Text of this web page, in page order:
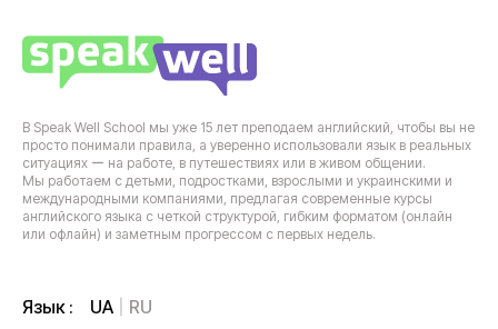
В Speak Well School мы уже 15 лет преподаем английский, чтобы вы не
просто понимали правила, а уверенно использовали язык в реальных
ситуациях ー на работе, в путешествиях или в живом общении.
Мы работаем с детьми, подростками, взрослыми и украинскими и
международными компаниями, предлагая современные курсы
английского языка с четкой структурой, гибким форматом (онлайн
или офлайн) и заметным прогрессом с первых недель.
Язык : UA RU